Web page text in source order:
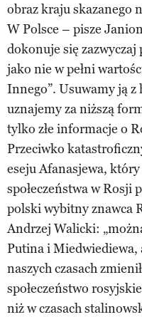
obraz kraju skazanego
W Polsce – pisze
dokonuje się
jako nie w pełni
Innego”. Usuwamy ją
uznajemy za niższą
tylko złe informacje o
Przeciwko
eseju Afanasjewa,
społeczeństwa w Rosji
polski wybitny znawca
Andrzej Walicki:
Putina i Miedwiediewa,
naszych czasach
społeczeństwo
niż w czasach